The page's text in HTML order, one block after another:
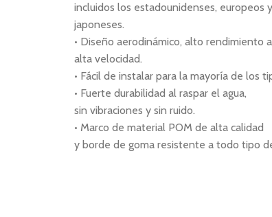
incluidos los estadounidenses, europeos y
japoneses.
• Diseño aerodinámico, alto rendimiento a
alta velocidad.
• Fácil de instalar para la mayoría de los
• Fuerte durabilidad al raspar el agua,
sin vibraciones y sin ruido.
• Marco de material POM de alta calidad
y borde de goma resistente a todo tipo